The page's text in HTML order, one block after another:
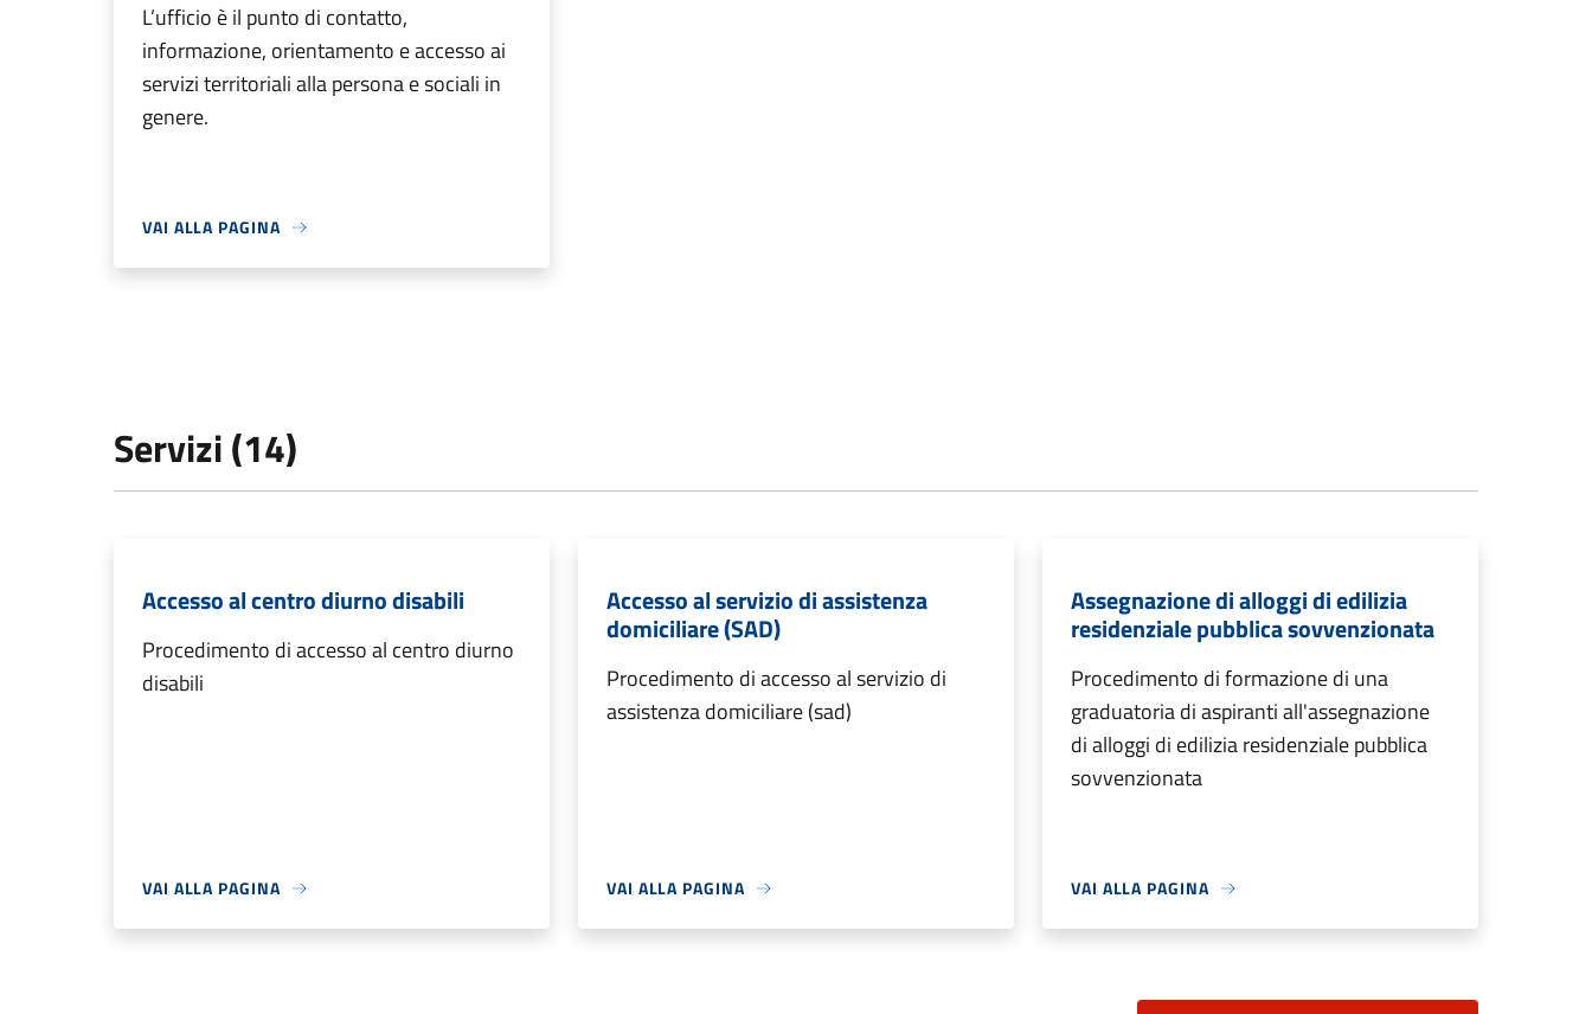
L’ufficio è il punto di contatto,
informazione, orientamento e accesso ai
servizi territoriali alla persona e sociali in
genere.
VAI ALLA PAGINA
Servizi (14)
Accesso al centro diurno disabili
Procedimento di accesso al centro diurno
disabili
VAI ALLA PAGINA
Accesso al servizio di assistenza
domiciliare (SAD)
Procedimento di accesso al servizio di
assistenza domiciliare (sad)
VAI ALLA PAGINA
Assegnazione di alloggi di edilizia
residenziale pubblica sovvenzionata
Procedimento di formazione di una
graduatoria di aspiranti all'assegnazione
di alloggi di edilizia residenziale pubblica
sovvenzionata
VAI ALLA PAGINA